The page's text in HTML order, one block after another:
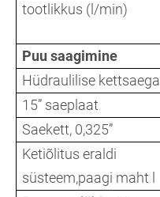
tootlikkus (l/min)
Puu saagimine
Hüdraulilise kettsaega
15” saeplaat
Saekett, 0,325”
Ketiõlitus eraldi
süsteem,paagi maht l